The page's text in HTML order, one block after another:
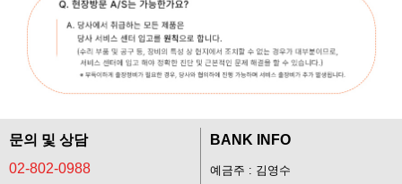
문의 및 상담
02-802-0988
BANK INFO
예금주 : 김영수